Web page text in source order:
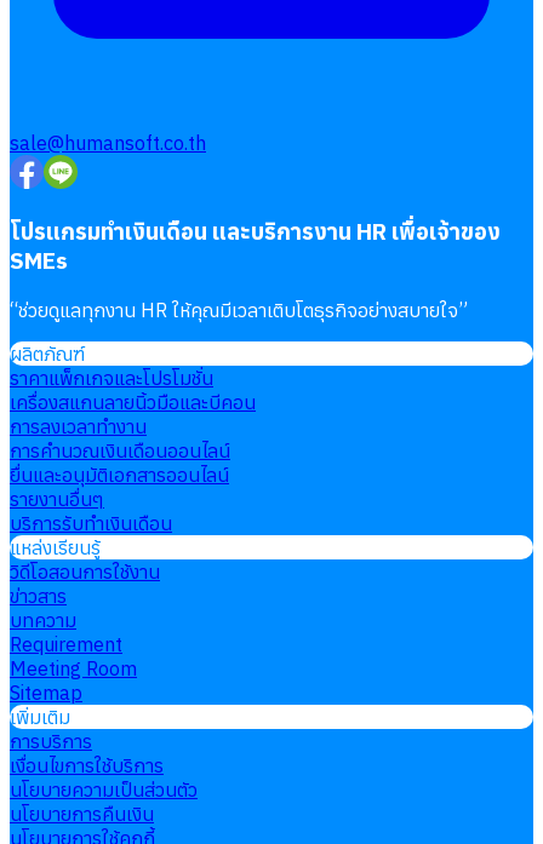
sale@humansoft.co.th
โปรแกรมทำเงินเดือน และบริการงาน HR เพื่อเจ้าของ
SMEs
“ช่วยดูแลทุกงาน HR ให้คุณมีเวลาเติบโตธุรกิจอย่างสบายใจ”
ผลิตภัณฑ์
ราคาแพ็กเกจและโปรโมชั่น
เครื่องสแกนลายนิ้วมือและบีคอน
การลงเวลาทำงาน
การคำนวณเงินเดือนออนไลน์
ยื่นและอนุมัติเอกสารออนไลน์
รายงานอื่นๆ
บริการรับทำเงินเดือน
แหล่งเรียนรู้
วิดีโอสอนการใช้งาน
ข่าวสาร
บทความ
Requirement
Meeting Room
Sitemap
เพิ่มเติม
การบริการ
เงื่อนไขการใช้บริการ
นโยบายความเป็นส่วนตัว
นโยบายการคืนเงิน
นโยบายการใช้คุกกี้